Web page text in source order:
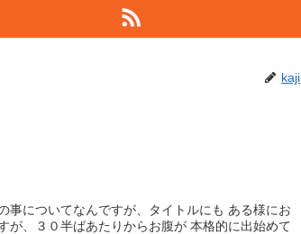
kaji
事についてなんですが、タイトルにも ある様にお
が、３０半ばあたりからお腹が 本格的に出始めて